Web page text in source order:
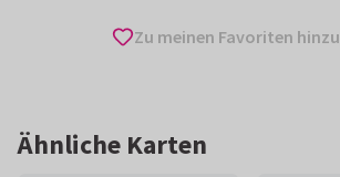
Zu meinen Favoriten
Ähnliche Karten